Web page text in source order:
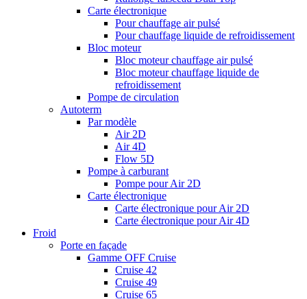
Carte électronique
Pour chauffage air pulsé
Pour chauffage liquide de refroidissement
Bloc moteur
Bloc moteur chauffage air pulsé
Bloc moteur chauffage liquide de
refroidissement
Pompe de circulation
Autoterm
Par modèle
Air 2D
Air 4D
Flow 5D
Pompe à carburant
Pompe pour Air 2D
Carte électronique
Carte électronique pour Air 2D
Carte électronique pour Air 4D
Froid
Porte en façade
Gamme OFF Cruise
Cruise 42
Cruise 49
Cruise 65